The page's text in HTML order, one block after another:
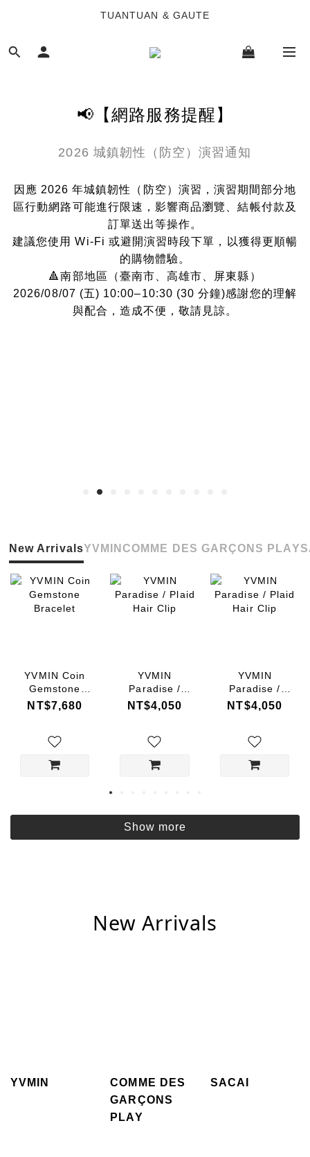
TUANTUAN & GAUTE
TUANTUAN & GAUTE
新會員註冊即贈 NT$100 購物金
📢【網路服務提醒】
2026 城鎮韌性（防空）演習通知
因應 2026 年城鎮韌性（防空）演習，演習期間部分地
區行動網路可能進行限速，影響商品瀏覽、結帳付款及
訂單送出等操作。
建議您使用 Wi-Fi 或避開演習時段下單，以獲得更順暢
的購物體驗。
🔺南部地區（臺南市、高雄市、屏東縣）
2026/08/07 (五) 10:00–10:30 (30 分鐘)感謝您的理解
與配合，造成不便，敬請見諒。
New ArrivalsYVMINCOMME DES GARÇONS PLAY
YVMIN Coin
Gemstone
Bracelet
NT$7,680
YVMIN
Paradise /
Plaid Hair Clip
NT$4,050
YVMIN
Paradise /
Plaid Hair Clip
NT$4,050
Show more
New Arrivals
YVMIN
COMME DES
GARÇONS
PLAY
SACAI